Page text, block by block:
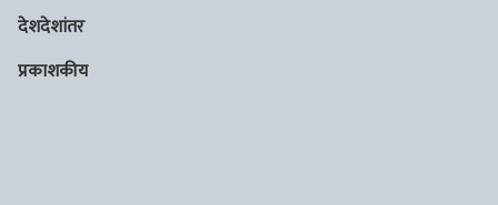
देशदेशांतर
प्रकाशकीय